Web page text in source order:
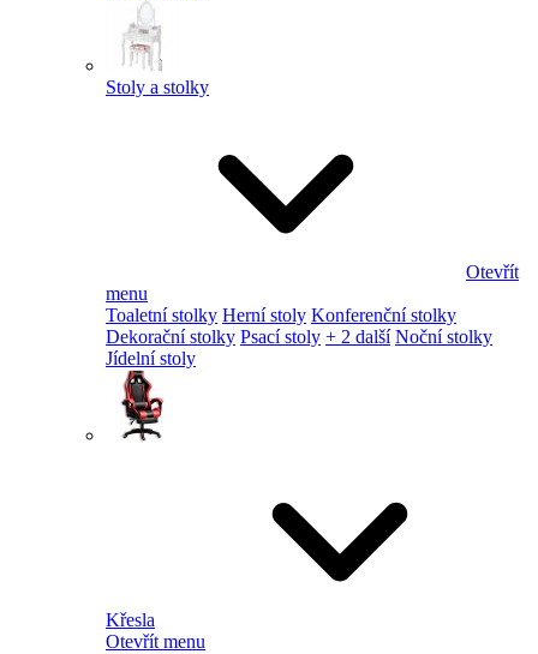
Stoly a stolky
Otevřít
menu
Toaletní stolky Herní stoly Konferenční stolky
Dekorační stolky Psací stoly + 2 další Noční stolky
Jídelní stoly
Křesla
Otevřít menu